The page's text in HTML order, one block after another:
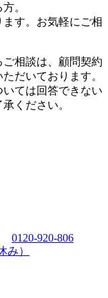
。
す。お気軽にご相
相談は、顧問契約
だいております。
ては回答できない
ください。
0120-920-806
み）